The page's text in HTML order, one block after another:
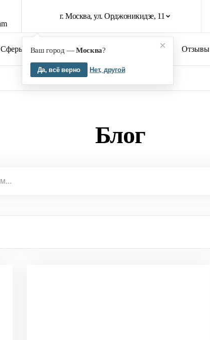
г. Москва, ул. Орджоникидзе, 11
×
Ваш город —Москва?
Да, всё верно Нет, другой
Сферы бизнеса Кейсы Отзывы
Блог